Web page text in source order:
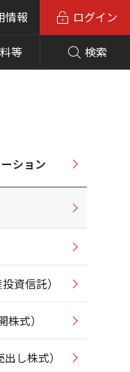
情報
等 検索
ログイン
ション
資信託）
式）
し株式）